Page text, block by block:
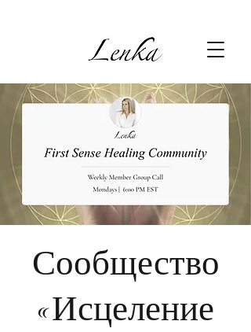
Сообщество
«Исцеление